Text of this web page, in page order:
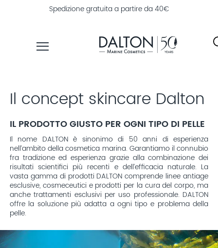
Spedizione gratuita a partire da 40€
LINEE
PRODOTTI
ESPLORA
DALTON
MAGAZINE
Il concept skincare Dalton
IL PRODOTTO GIUSTO PER OGNI TIPO DI PELLE
Il nome DALTON è sinonimo di 50 anni di esperienza
nell’ambito della cosmetica marina. Garantiamo il connubio
fra tradizione ed esperienza grazie alla combinazione dei
risultati scientifici più recenti e dell’efficacia naturale. La
vasta gamma di prodotti DALTON comprende linee antiage
esclusive, cosmeceutici e prodotti per la cura del corpo, ma
anche trattamenti esclusivi per uso professionale. DALTON
offre la soluzione più adatta a ogni tipo e problema della
pelle.